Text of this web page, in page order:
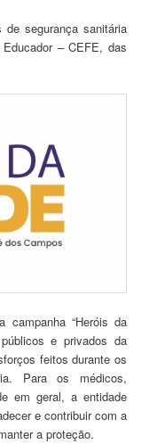
segurança sanitária
– CEFE, das
campanha “Heróis da
e privados da
feitos durante os
Para os médicos,
em geral, a entidade
e contribuir com a
a proteção.